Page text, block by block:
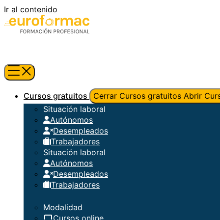
Ir al contenido
Cursos gratuitos Cerrar Cursos gratuitos Abrir
Situación laboral
Autónomos
Desempleados
Trabajadores
Situación laboral
Autónomos
Desempleados
Trabajadores
Modalidad
Cursos online